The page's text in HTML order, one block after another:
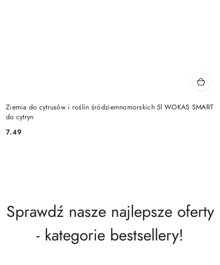
Ziemia do cytrusów i roślin śródziemnomorskich 5l WOKAS SMART
do cytryn
Cena:
7.49
Sprawdź nasze najlepsze oferty
- kategorie bestsellery!